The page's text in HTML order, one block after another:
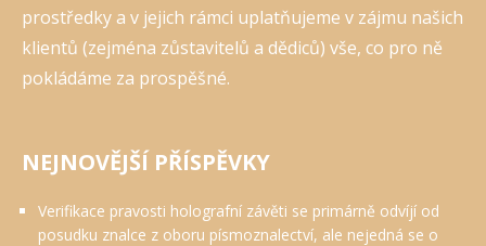
prostředky a v jejich rámci uplatňujeme v zájmu našich
klientů (zejména zůstavitelů a dědiců) vše, co pro ně
pokládáme za prospěšné.
NEJNOVĚJŠÍ PŘÍSPĚVKY
Verifikace pravosti holografní závěti se primárně odvíjí od
posudku znalce z oboru písmoznalectví, ale nejedná se o